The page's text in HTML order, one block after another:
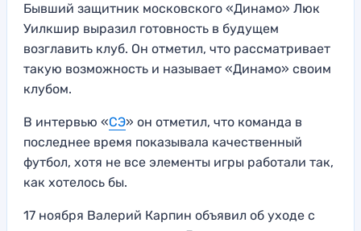
Бывший защитник московского «Динамо» Люк
Уилкшир выразил готовность в будущем
возглавить клуб. Он отметил, что рассматривает
такую возможность и называет «Динамо» своим
клубом.
В интервью «СЭ» он отметил, что команда в
последнее время показывала качественный
футбол, хотя не все элементы игры работали так,
как хотелось бы.
17 ноября Валерий Карпин объявил об уходе с